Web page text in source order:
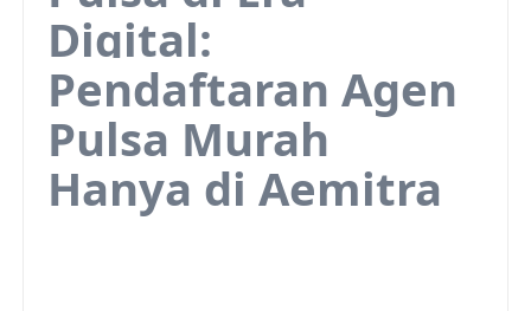
Digital:
Pendaftaran Agen
Pulsa Murah
Hanya di Aemitra